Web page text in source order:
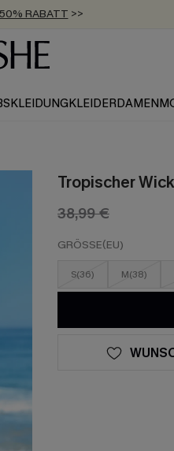
RABATT >>
EXTRA ERHALTEN
AB 89 €
KLEIDER
Tropischer
38,99 €
GRÖSSE(EU)
S(36) M(38)